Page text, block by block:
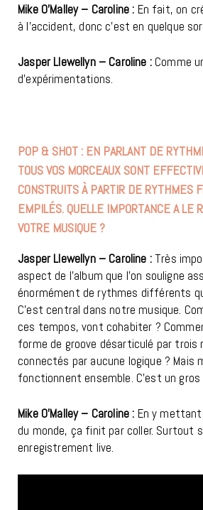
Mike O’Malley – Caroline : En fait, on
à l’accident, donc c’est en quelque
Jasper Llewellyn – Caroline :Comme
d’expérimentations.
POP & SHOT : EN PARLANT DE
TOUS VOS MORCEAUX SONT
CONSTRUITS À PARTIR DE RYTHMES
EMPILÉS. QUELLE IMPORTANCE A LE
VOTRE MUSIQUE ?
Jasper Llewellyn – Caroline : Très
aspect de l’album que l’on souligne
énormément de rythmes différents
C’est central dans notre musique.
ces tempos, vont cohabiter ?
forme de groove désarticulé par trois
connectés par aucune logique ? Mais
fonctionnent ensemble. C’est un
Mike O’Malley – Caroline : En y
du monde, ça finit par coller. Surtout
enregistrement live.